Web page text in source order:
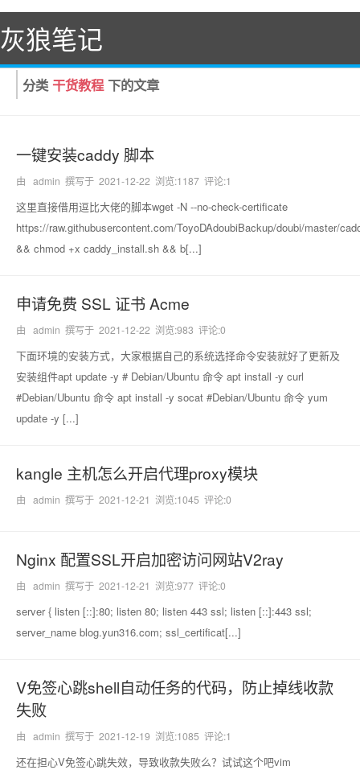
灰狼笔记
首页
干货教程
源码分享
关于
分类 干货教程 下的文章
一键安装caddy 脚本
由 admin 撰写于 2021-12-22 浏览:1187 评论:1
这里直接借用逗比大佬的脚本wget -N --no-check-certificate
https://raw.githubusercontent.com/ToyoDAdoubiBackup/doubi/master/
&& chmod +x caddy_install.sh && b[...]
申请免费 SSL 证书 Acme
由 admin 撰写于 2021-12-22 浏览:983 评论:0
下面环境的安装方式，大家根据自己的系统选择命令安装就好了更新及
安装组件apt update -y # Debian/Ubuntu 命令 apt install -y curl
#Debian/Ubuntu 命令 apt install -y socat #Debian/Ubuntu 命令 yum
update -y [...]
kangle 主机怎么开启代理proxy模块
由 admin 撰写于 2021-12-21 浏览:1045 评论:0
Nginx 配置SSL开启加密访问网站V2ray
由 admin 撰写于 2021-12-21 浏览:977 评论:0
server { listen [::]:80; listen 80; listen 443 ssl; listen [::]:443 ssl;
server_name blog.yun316.com; ssl_certificat[...]
V免签心跳shell自动任务的代码，防止掉线收款
失败
由 admin 撰写于 2021-12-19 浏览:1085 评论:1
还在担心V免签心跳失效，导致收款失败么？试试这个吧vim